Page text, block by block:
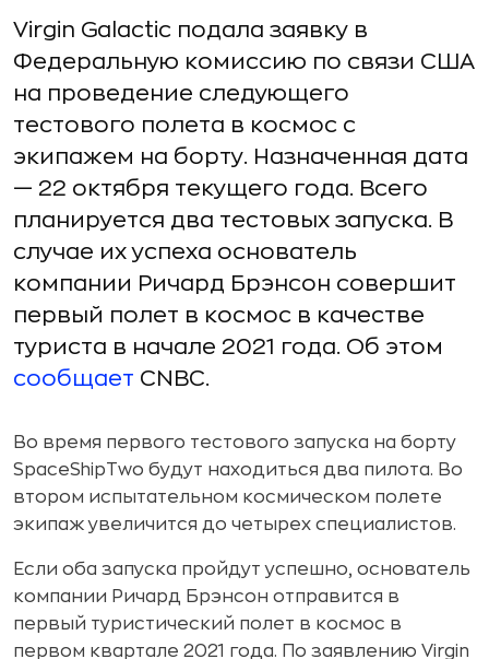
Virgin Galactic подала заявку в
Федеральную комиссию по связи США
на проведение следующего
тестового полета в космос с
экипажем на борту. Назначенная дата
— 22 октября текущего года. Всего
планируется два тестовых запуска. В
случае их успеха основатель
компании Ричард Брэнсон совершит
первый полет в космос в качестве
туриста в начале 2021 года. Об этом
сообщает CNBC.
Во время первого тестового запуска на борту
SpaceShipTwo будут находиться два пилота. Во
втором испытательном космическом полете
экипаж увеличится до четырех специалистов.
Если оба запуска пройдут успешно, основатель
компании Ричард Брэнсон отправится в
первый туристический полет в космос в
первом квартале 2021 года. По заявлению Virgin